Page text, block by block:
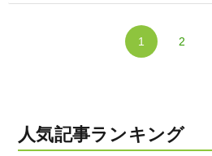
1 2
人気記事ランキング